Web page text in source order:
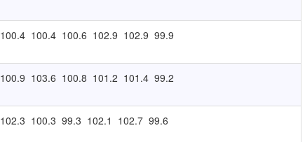
100.4 100.4 100.6 102.9 102.9 99.9
100.9 103.6 100.8 101.2 101.4 99.2
102.3 100.3 99.3 102.1 102.7 99.6